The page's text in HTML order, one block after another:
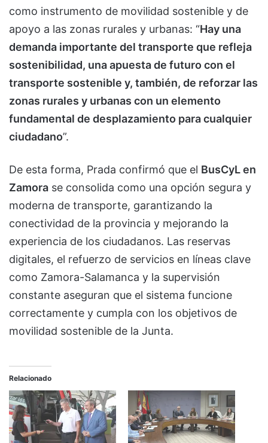
como instrumento de movilidad sostenible y de
apoyo a las zonas rurales y urbanas: “Hay una
demanda importante del transporte que refleja
sostenibilidad, una apuesta de futuro con el
transporte sostenible y, también, de reforzar las
zonas rurales y urbanas con un elemento
fundamental de desplazamiento para cualquier
ciudadano”.
De esta forma, Prada confirmó que el BusCyL en
Zamora se consolida como una opción segura y
moderna de transporte, garantizando la
conectividad de la provincia y mejorando la
experiencia de los ciudadanos. Las reservas
digitales, el refuerzo de servicios en líneas clave
como Zamora-Salamanca y la supervisión
constante aseguran que el sistema funcione
correctamente y cumpla con los objetivos de
movilidad sostenible de la Junta.
Relacionado